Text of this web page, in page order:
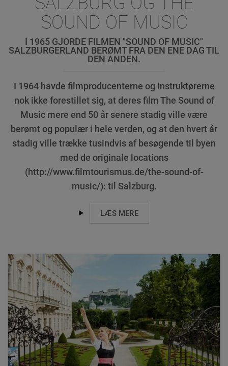
SOUND OF MUSIC
I 1965 GJORDE FILMEN "SOUND OF MUSIC"
SALZBURGERLAND BERØMT FRA DEN ENE DAG TIL
DEN ANDEN.
I 1964 havde filmproducenterne og instruktørerne
nok ikke forestillet sig, at deres film The Sound of
Music mere end 50 år senere stadig ville være
berømt og populær i hele verden, og at den hvert år
stadig ville trække tusindvis af besøgende til byen
med de originale locations
(http://www.filmtourismus.de/the-sound-of-
music/): til Salzburg.
LÆS MERE